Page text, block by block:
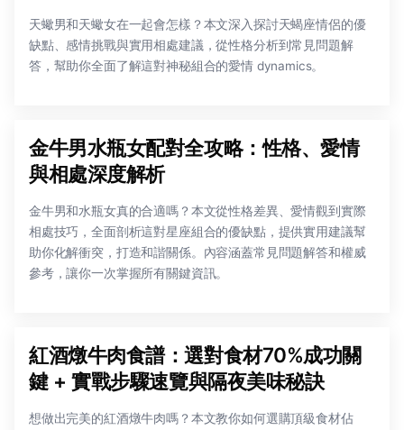
天蠍男和天蠍女在一起會怎樣？本文深入探討天蝎座情侶的優
缺點、感情挑戰與實用相處建議，從性格分析到常見問題解
答，幫助你全面了解這對神秘組合的愛情 dynamics。
金牛男水瓶女配對全攻略：性格、愛情
與相處深度解析
金牛男和水瓶女真的合適嗎？本文從性格差異、愛情觀到實際
相處技巧，全面剖析這對星座組合的優缺點，提供實用建議幫
助你化解衝突，打造和諧關係。內容涵蓋常見問題解答和權威
參考，讓你一次掌握所有關鍵資訊。
紅酒燉牛肉食譜：選對食材70%成功關
鍵 + 實戰步驟速覽與隔夜美味秘訣
想做出完美的紅酒燉牛肉嗎？本文教你如何選購頂級食材佔